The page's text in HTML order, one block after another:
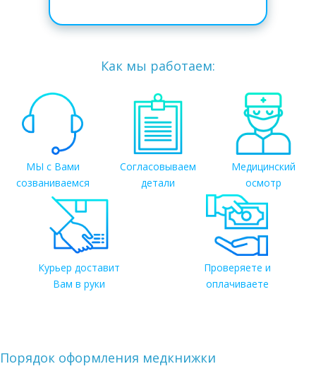
Как мы работаем:
МЫ с Вами
созваниваемся
Согласовываем
детали
Медицинский
осмотр
Курьер доставит
Вам в руки
Проверяете и
оплачиваете
Порядок оформления медкнижки